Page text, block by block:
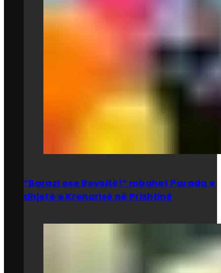
“Barazi ose Revoltë!” mbahet Parada e
dhjetë e Krenarisë në Prishtinë